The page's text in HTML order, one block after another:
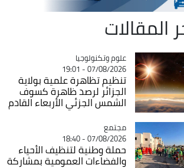
المقالات
Catégorie
علوم وتكنولوجيا
07/08/2026 - 19:01
تنظيم تظاهرة علمية بولاية
الجزائر لرصد ظاهرة كسوف
الشمس الجزئي الأربعاء القادم
Catégorie
مجتمع
07/08/2026 - 18:40
حملة وطنية لتنظيف الأحياء
والفضاءات العمومية بمشاركة